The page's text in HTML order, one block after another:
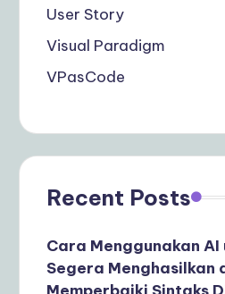
User Story
Visual Paradigm
VPasCode
Recent Posts
Cara Menggunakan AI
Segera Menghasilkan